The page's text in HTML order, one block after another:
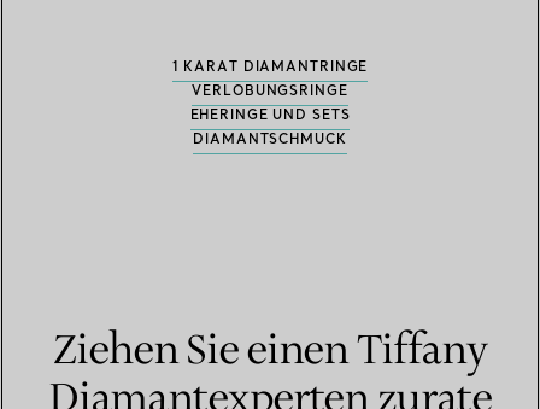
1 KARAT DIAMANTRINGE
VERLOBUNGSRINGE
EHERINGE UND SETS
DIAMANTSCHMUCK
Ziehen Sie einen Tiffany